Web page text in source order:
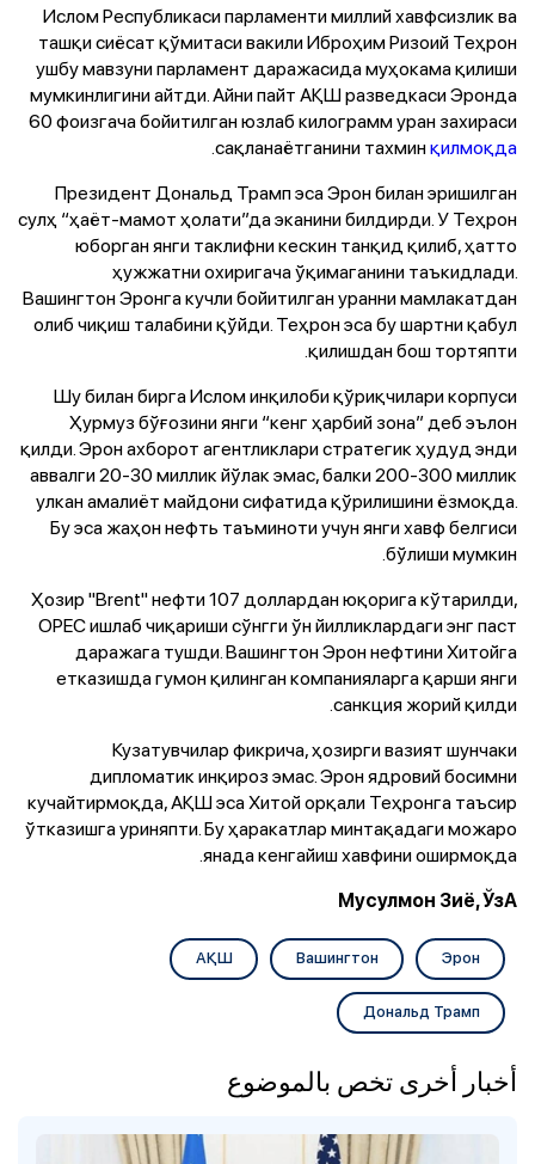
Ислом Республикаси парламенти миллий хавфсизлик ва
ташқи сиёсат қўмитаси вакили Иброҳим Ризоий Теҳрон
ушбу мавзуни парламент даражасида муҳокама қилиши
мумкинлигини айтди. Айни пайт АҚШ разведкаси Эронда
60 фоизгача бойитилган юзлаб килограмм уран захираси
сақланаётганини тахминқилмоқда
.
Президент Дональд Трамп эса Эрон билан эришилган
сулҳ “ҳаёт-мамот ҳолати”да эканини билдирди. У Теҳрон
юборган янги таклифни кескин танқид қилиб, ҳатто
ҳужжатни охиригача ўқимаганини таъкидлади.
Вашингтон Эронга кучли бойитилган уранни мамлакатдан
олиб чиқиш талабини қўйди. Теҳрон эса бу шартни қабул
қилишдан бош тортяпти.
Шу билан бирга Ислом инқилоби қўриқчилари корпуси
Ҳурмуз бўғозини янги “кенг ҳарбий зона” деб эълон
қилди. Эрон ахборот агентликлари стратегик ҳудуд энди
аввалги 20-30 миллик йўлак эмас, балки 200-300 миллик
улкан амалиёт майдони сифатида қўрилишини ёзмоқда.
Бу эса жаҳон нефть таъминоти учун янги хавф белгиси
бўлиши мумкин.
Ҳозир "Brent" нефти 107 доллардан юқорига кўтарилди,
OPEC ишлаб чиқариши сўнгги ўн йилликлардаги энг паст
даражага тушди. Вашингтон Эрон нефтини Хитойга
етказишда гумон қилинган компанияларга қарши янги
санкция жорий қилди.
Кузатувчилар фикрича, ҳозирги вазият шунчаки
дипломатик инқироз эмас. Эрон ядровий босимни
кучайтирмоқда, АҚШ эса Хитой орқали Теҳронга таъсир
ўтказишга уриняпти. Бу ҳаракатлар минтақадаги можаро
янада кенгайиш хавфини оширмоқда.
Мусулмон Зиё, ЎзА
Эрон
Вашингтон
АҚШ
Дональд Трамп
أخبار أخرى تخص بالموضوع